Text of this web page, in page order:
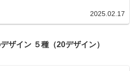
2025.02.17
ザイン ５種（20デザイン）